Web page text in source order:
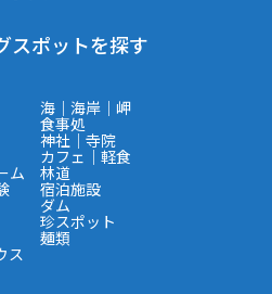
スポットを探す
海｜海岸｜岬
食事処
神社｜寺院
カフェ｜軽食
ム 林道
宿泊施設
ダム
珍スポット
麺類
ス